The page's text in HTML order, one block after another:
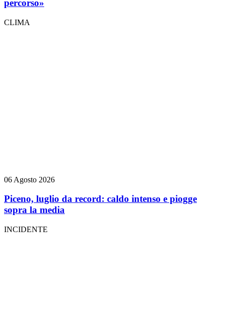
percorso»
CLIMA
06 Agosto 2026
Piceno, luglio da record: caldo intenso e piogge
sopra la media
INCIDENTE